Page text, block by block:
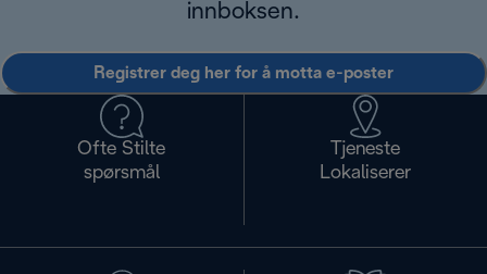
innboksen.
Registrer deg her for å motta e-poster
Ofte Stilte
spørsmål
Tjeneste
Lokaliserer